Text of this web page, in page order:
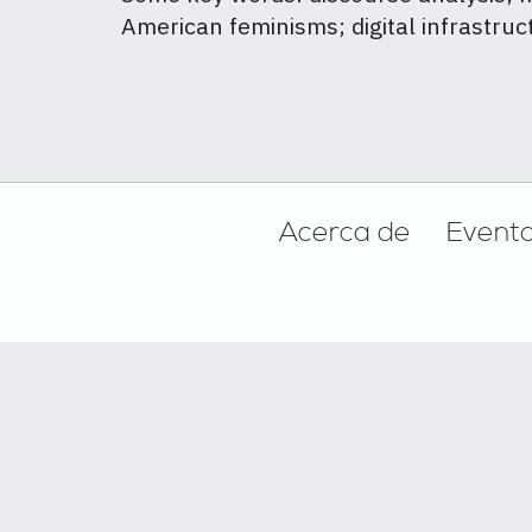
American feminisms; digital
Acerca de